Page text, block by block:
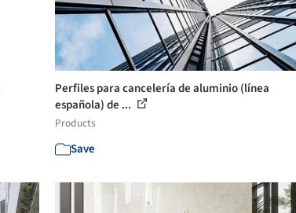
Perfiles para cancelería de aluminio (línea
española) de ...
Products
Save